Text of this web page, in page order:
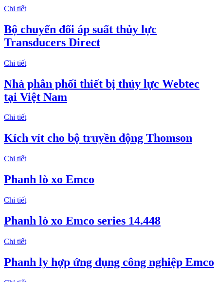
Chi tiết
Bộ chuyển đổi áp suất thủy lực
Transducers Direct
Chi tiết
Nhà phân phối thiết bị thủy lực Webtec
tại Việt Nam
Chi tiết
Kích vít cho bộ truyền động Thomson
Chi tiết
Phanh lò xo Emco
Chi tiết
Phanh lò xo Emco series 14.448
Chi tiết
Phanh ly hợp ứng dụng công nghiệp Emco